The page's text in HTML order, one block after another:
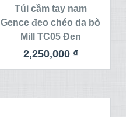
Túi cầm tay nam
Gence đeo chéo da bò
Mill TC05 Đen
2,250,000 ₫